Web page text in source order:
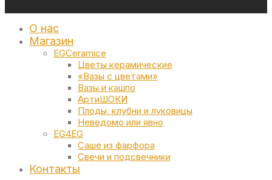
О нас
Магазин
EGCeramice
Цветы керамические
«Вазы с цветами»
Вазы и кашпо
АртиШОКИ
Плоды, клубни и луковицы
Неведомо или явно
EG4EG
Саше из фарфора
Свечи и подсвечники
Контакты